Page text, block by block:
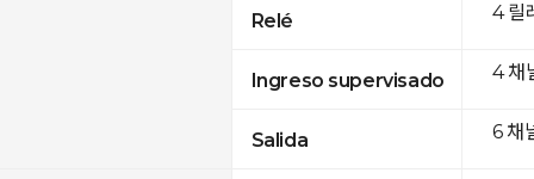
Relé
Ingreso supervisado
Salida
4 릴
4 채
6 채